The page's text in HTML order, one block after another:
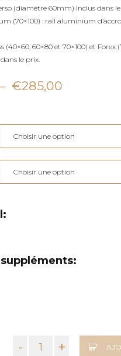
(diamètre 60mm) inclus dans le
(70×100) : rail aluminium
(40×60, 60×80 et 70×100) et Forex
le prix.
€285,00
prix :
€115,00
à
€285,00
- +